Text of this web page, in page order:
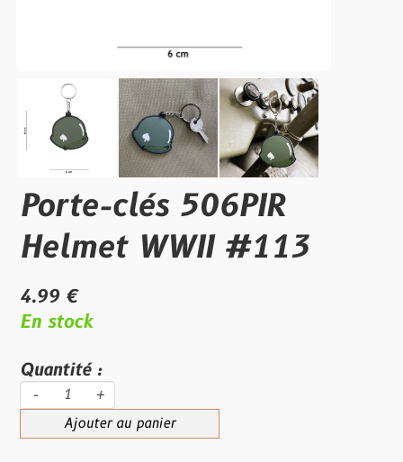
Porte-clés 506PIR
Helmet WWII #113
4.99 €
En stock
Quantité :
- +
Ajouter au panier